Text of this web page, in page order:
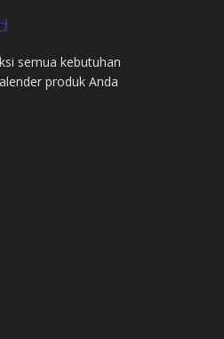
semua kebutuhan
produk Anda